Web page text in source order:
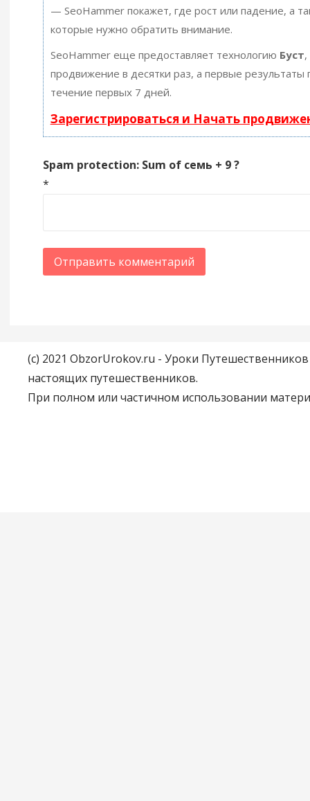
— SeoHammer покажет, где рост или падение, а
которые нужно обратить внимание.
SeoHammer еще предоставляет технологию Буст
продвижение в десятки раз, а первые результаты
течение первых 7 дней.
Зарегистрироваться и Начать
Spam protection: Sum of семь + 9 ?
*
(c) 2021 ObzorUrokov.ru - Уроки
настоящих путешественников.
При полном или частичном использовании